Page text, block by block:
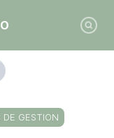
DE GESTION